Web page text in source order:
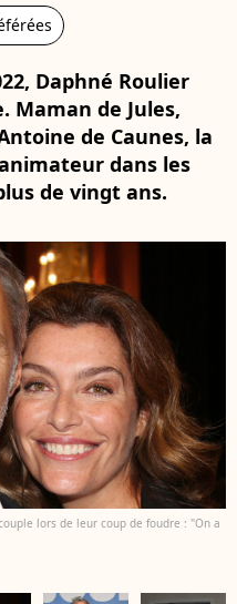
Daphné Roulier
Maman de Jules,
de Caunes, la
dans les
de vingt ans.
lors de leur coup de foudre : "On a